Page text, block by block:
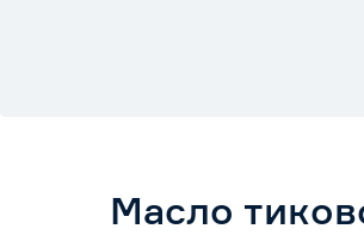
Масло